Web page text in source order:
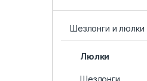
Шезлонги и люлки
Люлки
Шезлонги